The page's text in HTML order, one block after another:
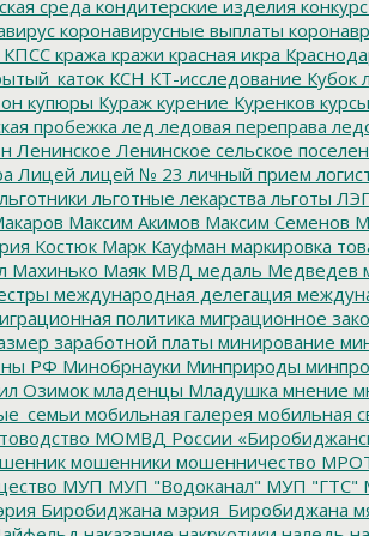
среда кондитерские изделия конкурс
коронавирусные выплаты
КПСС кража кражи красная икра
КСН КТ-исследование Кубок
купюры Кураж курение Куренков курсы
пробежка лед ледовая переправа
Ленинское Ленинское сельское
Лицей лицей № 23 личный прием
льготные лекарства льготы
Максим Акимов Максим Семенов
Костюк Марк Кауфман маркировка
Махинько Маяк МВД медаль Медведев
международная делегация
политика миграционное
заработной платы минирование
РФ Минобрнауки Минприроды
Озимок младенцы Младушка мнение
мобильная галерея мобильная
МОМВД России
мошенники мошенничество
МУП МУП "Водоканал" МУП "ГТС"
Биробиджана мэрия_Биробиджана